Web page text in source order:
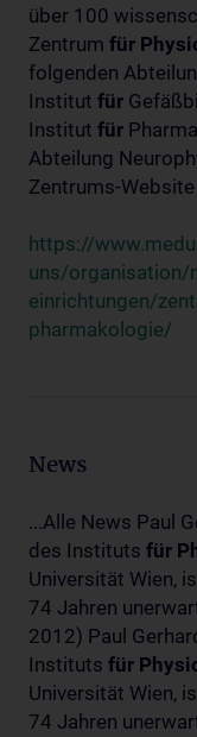
über 100
Zentrum für
folgenden
Institut für
Institut für
Abteilung
Zentrums-
https://
uns/organisation/
einrichtungen/
pharmakologie/
News
...Alle News Paul
des Instituts für
Universität Wien,
74 Jahren
2012) Paul
Instituts für
Universität Wien,
74 Jahren